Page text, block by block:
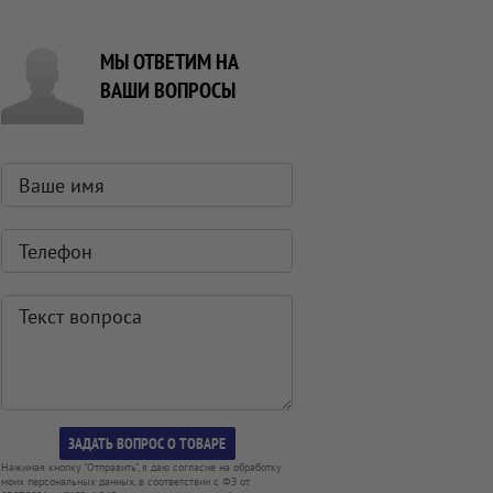
МЫ ОТВЕТИМ НА
ВАШИ ВОПРОСЫ
Нажимая кнопку "Отправить", я даю согласие на обработку
моих персональных данных, в соответствии с ФЗ от